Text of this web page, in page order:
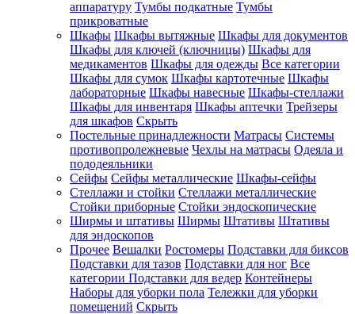
аппаратуру Тумбы подкатные Тумбы
прикроватные
Шкафы Шкафы вытяжные Шкафы для документов
Шкафы для ключей (ключницы) Шкафы для
медикаментов Шкафы для одежды Все категории
Шкафы для сумок Шкафы картотечные Шкафы
лабораторные Шкафы навесные Шкафы-стеллажи
Шкафы для инвентаря Шкафы аптечки Трейзеры
для шкафов Скрыть
Постельные принадлежности Матрасы Системы
противопролежневые Чехлы на матрасы Одеяла и
пододеяльники
Сейфы Сейфы металлические Шкафы-сейфы
Стеллажи и стойки Стеллажи металлические
Стойки приборные Стойки эндоскопические
Ширмы и штативы Ширмы Штативы Штативы
для эндоскопов
Прочее Вешалки Ростомеры Подставки для биксов
Подставки для тазов Подставки для ног Все
категории Подставки для ведер Контейнеры
Наборы для уборки пола Тележки для уборки
помещений Скрыть